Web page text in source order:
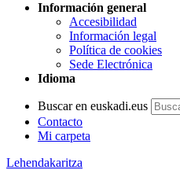
Información general
Accesibilidad
Información legal
Política de cookies
Sede Electrónica
Idioma
Buscar en euskadi.eus
Contacto
Mi carpeta
Lehendakaritza